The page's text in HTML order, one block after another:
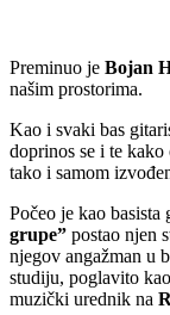
Preminuo je Bojan
našim prostorima.
Kao i svaki bas
doprinos se i te
tako i samom
Počeo je kao basista
grupe” postao njen
njegov angažman u
studiju, poglavito
muzički urednik na